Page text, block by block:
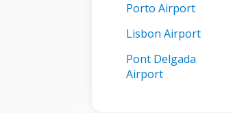
Porto Airport
Lisbon Airport
Pont Delgada
Airport